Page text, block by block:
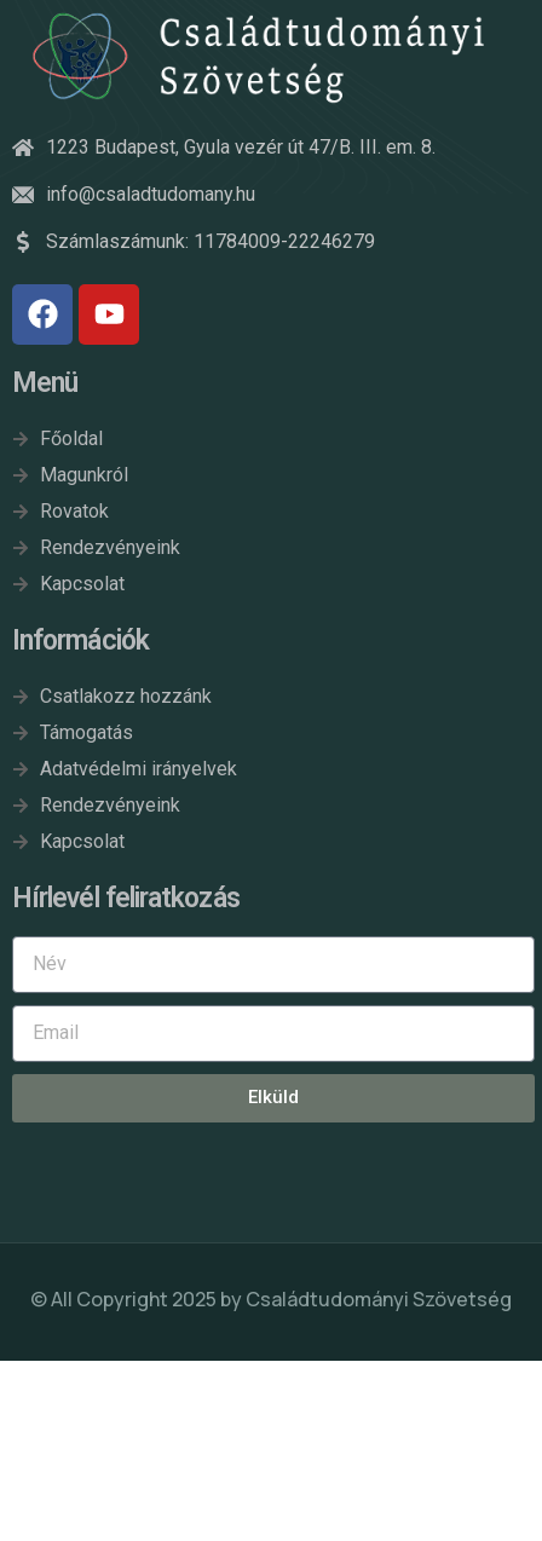
1223 Budapest, Gyula vezér út 47/B. III. em. 8.
info@csaladtudomany.hu
Számlaszámunk: 11784009-22246279
Menü
Főoldal
Magunkról
Rovatok
Rendezvényeink
Kapcsolat
Információk
Csatlakozz hozzánk
Támogatás
Adatvédelmi irányelvek
Rendezvényeink
Kapcsolat
Hírlevél feliratkozás
Elküld
© All Copyright 2025 byCsaládtudományi Szövetség